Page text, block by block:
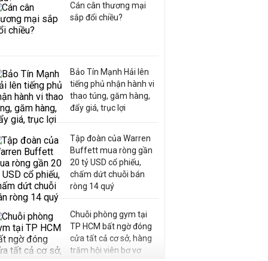
Cán cân thương mại
sắp đổi chiều?
Bảo Tín Mạnh Hải lên
tiếng phủ nhận hành vi
thao túng, găm hàng,
đẩy giá, trục lợi
Tập đoàn của Warren
Buffett mua ròng gần
20 tỷ USD cổ phiếu,
chấm dứt chuỗi bán
ròng 14 quý
Chuỗi phòng gym tại
TP HCM bất ngờ đóng
cửa tất cả cơ sở, hàng
trăm hội viên bơ vơ